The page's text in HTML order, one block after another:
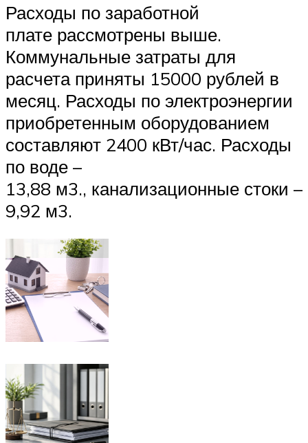
Расходы по заработной
плате рассмотрены выше.
Коммунальные затраты для
расчета приняты 15000 рублей в
месяц. Расходы по электроэнергии
приобретенным оборудованием
составляют 2400 кВт/час. Расходы
по воде –
13,88 м3., канализационные стоки –
9,92 м3.